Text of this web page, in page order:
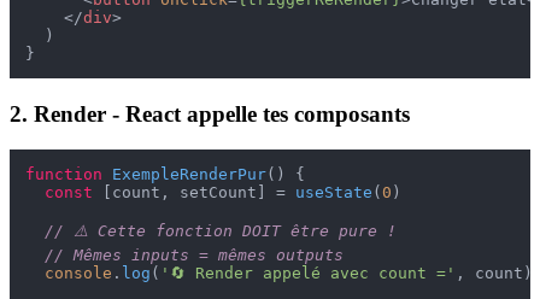
</div>
  )
2. Render - React appelle tes composants
function ExempleRenderPur( ) {
const [count, setCount] = useState ( 0 )
// ⚠️ Cette fonction DOIT être pure !
// Mêmes inputs = mêmes outputs
console . log ( '🔄 Render appelé avec count =' , count)